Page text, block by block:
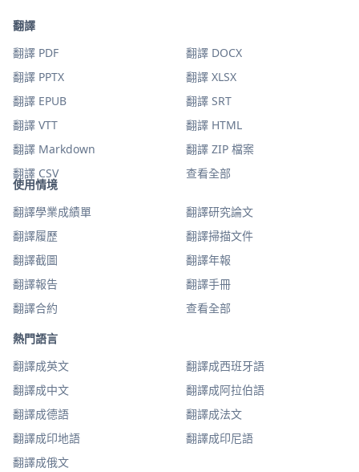
使用情境
翻譯學業成績單
翻譯研究論文
翻譯履歷
翻譯掃描文件
翻譯截圖
翻譯年報
翻譯報告
翻譯手冊
翻譯合約
查看全部
熱門語言
翻譯成英文
翻譯成西班牙語
翻譯成中文
翻譯成阿拉伯語
翻譯成德語
翻譯成法文
翻譯成印地語
翻譯成印尼語
翻譯成俄文
翻譯
翻譯 PDF
翻譯 DOCX
翻譯 PPTX
翻譯 XLSX
翻譯 EPUB
翻譯 SRT
翻譯 VTT
翻譯 HTML
翻譯 Markdown
翻譯 ZIP 檔案
翻譯 CSV
查看全部